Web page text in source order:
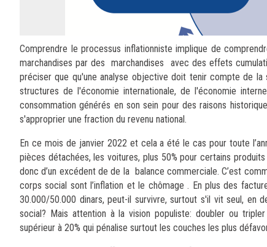
Comprendre le processus inflationniste implique de
marchandises par des marchandises avec des effets
préciser que qu'une analyse objective doit tenir compte de
structures de l'économie internationale, de l'économie
consommation générés en son sein pour des raisons
s'approprier une fraction du revenu national.
En ce mois de janvier 2022 et cela a été le cas pour toute
pièces détachées, les voitures, plus 50% pour certains
donc d’un excédent de de la balance commerciale. C’est
corps social sont l’inflation et le chômage . En plus des
30.000/50.000 dinars, peut-il survivre, surtout s'il vit seul, en
social? Mais attention à la vision populiste: doubler ou
supérieur à 20% qui pénalise surtout les couches les plus